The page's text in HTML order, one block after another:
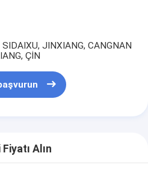
JINXIANG, CANGNAN
ÇİN
Fiyatı Alın